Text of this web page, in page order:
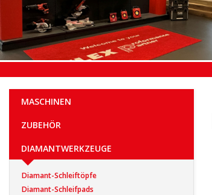
MASCHINEN
ZUBEHÖR
DIAMANTWERKZEUGE
Diamant-Schleiftöpfe
Diamant-Schleifpads